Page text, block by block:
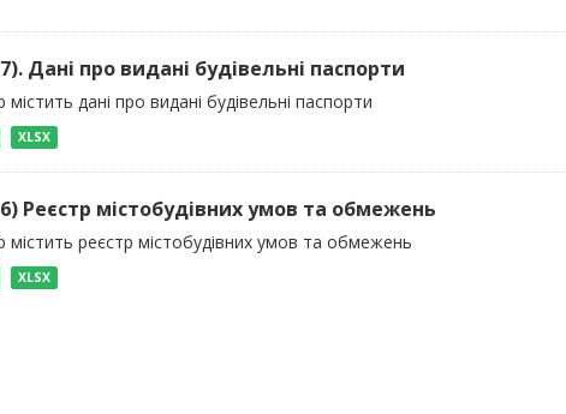
Дані про видані будівельні паспорти
містить дані про видані будівельні паспорти
XLSX
Реєстр містобудівних умов та обмежень
містить реєстр містобудівних умов та обмежень
XLSX